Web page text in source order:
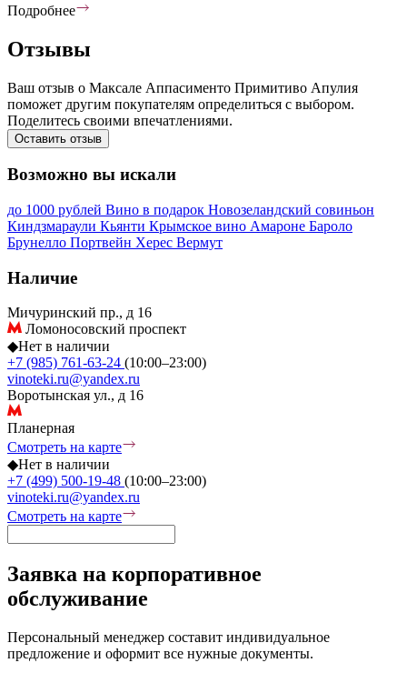
Подробнее
Отзывы
Ваш отзыв о Максале Аппасименто Примитиво Апулия
поможет другим покупателям определиться с выбором.
Поделитесь своими впечатлениями.
Оставить отзыв
Возможно вы искали
до 1000 рублей Вино в подарок Новозеландский совиньон
Киндзмараули Кьянти Крымское вино Амароне Бароло
Брунелло Портвейн Херес Вермут
Наличие
Мичуринский пр., д 16
Ломоносовский проспект
◆Нет в наличии
+7 (985) 761-63-24 (10:00–23:00)
vinoteki.ru@yandex.ru
Воротынская ул., д 16
Планерная
Смотреть на карте
◆Нет в наличии
+7 (499) 500-19-48 (10:00–23:00)
vinoteki.ru@yandex.ru
Смотреть на карте
Заявка на корпоративное
обслуживание
Персональный менеджер составит индивидуальное
предложение и оформит все нужные документы.